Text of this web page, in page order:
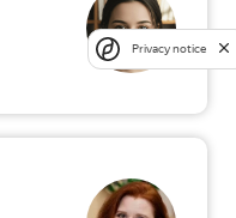
Privacy notice